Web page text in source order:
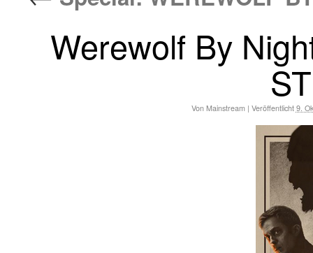
Werewolf By
Von Mainstream | Veröffentlicht 9.